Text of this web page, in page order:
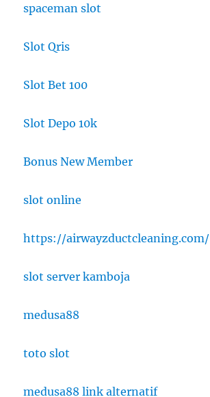
spaceman slot
Slot Qris
Slot Bet 100
Slot Depo 10k
Bonus New Member
slot online
https://airwayzductcleaning.com/
slot server kamboja
medusa88
toto slot
medusa88 link alternatif